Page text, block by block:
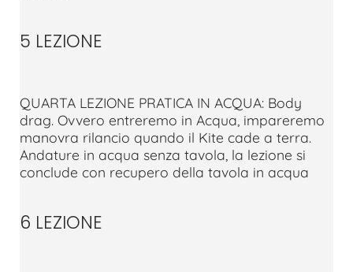
5 LEZIONE
QUARTA LEZIONE PRATICA IN ACQUA: Body
drag. Ovvero entreremo in Acqua, impareremo
manovra rilancio quando il Kite cade a terra.
Andature in acqua senza tavola, la lezione si
conclude con recupero della tavola in acqua
6 LEZIONE